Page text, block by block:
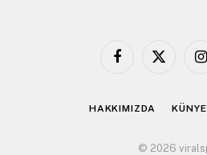
Facebook
X
HAKKIMIZDA KÜNYE
© 2026